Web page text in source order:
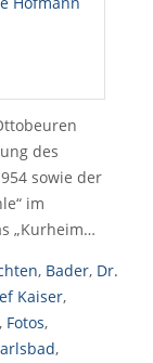
des
sowie der
im
„Kurheim…
, Bader, Dr.
Kaiser,
, Fotos,
,